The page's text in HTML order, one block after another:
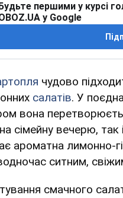
Будьте першими у курсі
у Google
чудово
салатів. У
вона
сімейну вечерю,
ароматна лимонно-
ситним,
смачного